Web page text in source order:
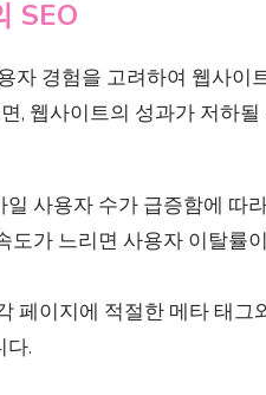
SEO
자 경험을 고려하여 웹사
, 웹사이트의 성과가 저하될
일 사용자 수가 급증함에 따
도가 느리면 사용자 이탈률
페이지에 적절한 메타 태
다.